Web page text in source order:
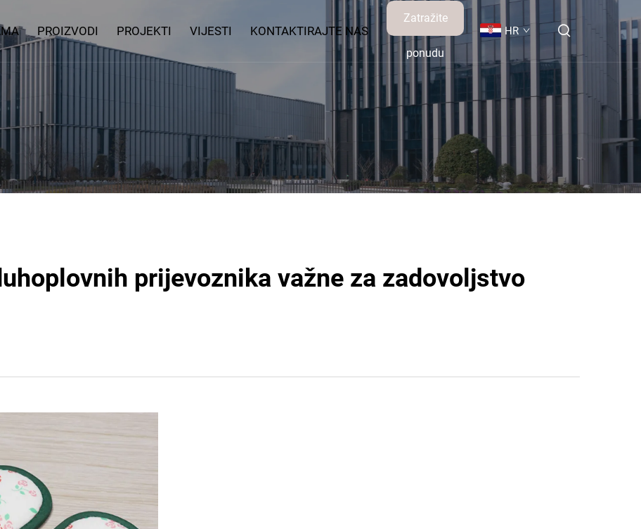
PROIZVODI PROJEKTI VIJESTI KONTAKTIRAJTE NAS
Zatražite
ponudu
HR
prijevoznika važne za zadovoljstvo